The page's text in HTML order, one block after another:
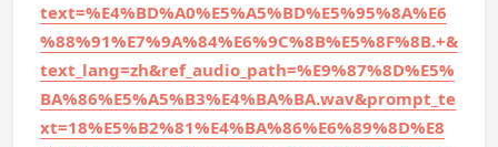
text=%E4%BD%A0%E5%A5%BD%E5%95%8A%E6
%88%91%E7%9A%84%E6%9C%8B%E5%8F%8B.+&
text_lang=zh&ref_audio_path=%E9%87%8D%E5%
BA%86%E5%A5%B3%E4%BA%BA.wav&prompt_te
xt=18%E5%B2%81%E4%BA%86%E6%89%8D%E8